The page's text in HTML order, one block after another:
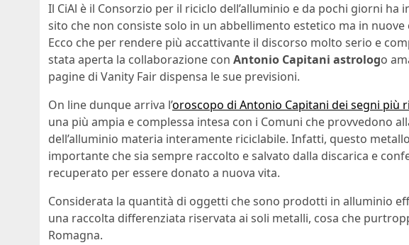
Il CiAl è il Consorzio per il riciclo dell’alluminio e da pochi giorni
sito che non consiste solo in un abbellimento estetico ma in
Ecco che per rendere più accattivante il discorso molto serio e
stata aperta la collaborazione con Antonio Capitani astrologo
pagine di Vanity Fair dispensa le sue previsioni.
On line dunque arriva l’oroscopo di Antonio Capitani dei segni più
una più ampia e complessa intesa con i Comuni che provvedono
dell’alluminio materia interamente riciclabile. Infatti, questo
importante che sia sempre raccolto e salvato dalla discarica e
recuperato per essere donato a nuova vita.
Considerata la quantità di oggetti che sono prodotti in alluminio
una raccolta differenziata riservata ai soli metalli, cosa che
Romagna.